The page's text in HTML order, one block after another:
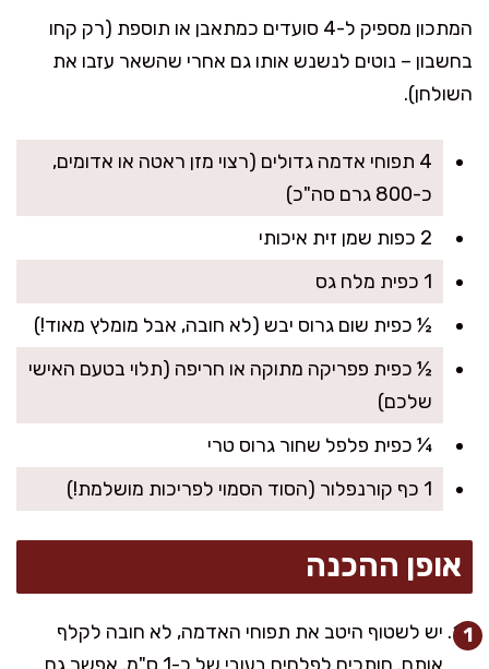
המתכון מספיק ל-4 סועדים כמתאבן או תוספת (רק קחו
בחשבון – נוטים לנשנש אותו גם אחרי שהשאר עזבו את
השולחן).
4 תפוחי אדמה גדולים (רצוי מזן ראטה או אדומים,
כ-800 גרם סה"כ)
2 כפות שמן זית איכותי
1 כפית מלח גס
½ כפית שום גרוס יבש (לא חובה, אבל מומלץ מאוד!)
½ כפית פפריקה מתוקה או חריפה (תלוי בטעם האישי
שלכם)
¼ כפית פלפל שחור גרוס טרי
1 כף קורנפלור (הסוד הסמוי לפריכות מושלמת!)
אופן ההכנה
יש לשטוף היטב את תפוחי האדמה, לא חובה לקלף